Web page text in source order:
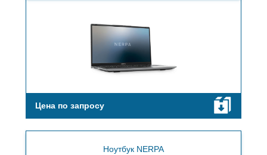
Цена по запросу
Ноутбук NERPA